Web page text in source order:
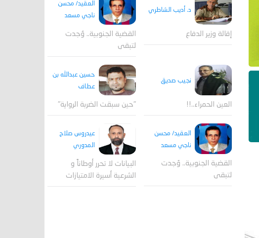
د. أديب الشاطري
إقالة وزير الدفاع
العقيد/ محسن
ناجي مسعد
القضية الجنوبية.. وُجدت
لتبقى
نجيب صديق
العين الحمراء..!!
حسين عبدالله بن
عطاف
"حين سبقت الضربة الرواية"
العقيد/ محسن
ناجي مسعد
القضية الجنوبية.. وُجدت
لتبقى
عيدروس صلاح
المدوري
البيانات لا تحرر أوطاناً و
الشرعية أسيرة الامتيازات